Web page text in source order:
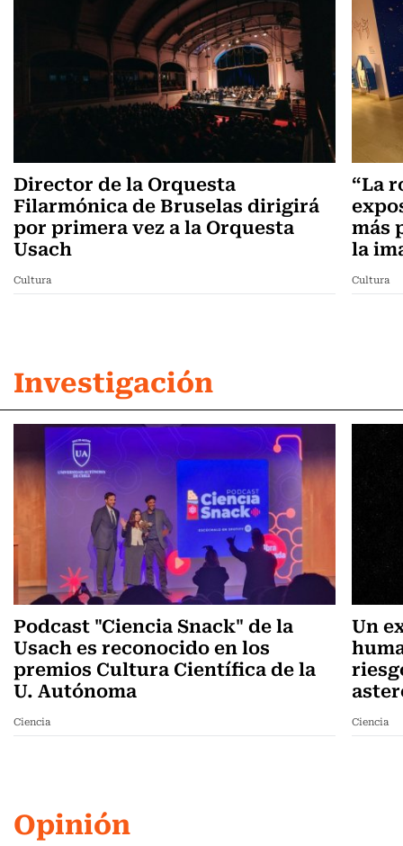
Director de la Orquesta
Filarmónica de Bruselas dirigirá
por primera vez a la Orquesta
Usach
Cultura
“La
más
la
Cultura
Investigación
Podcast "Ciencia Snack" de la
Usach es reconocido en los
premios Cultura Científica de la
U. Autónoma
Ciencia
Un
Ciencia
Opinión